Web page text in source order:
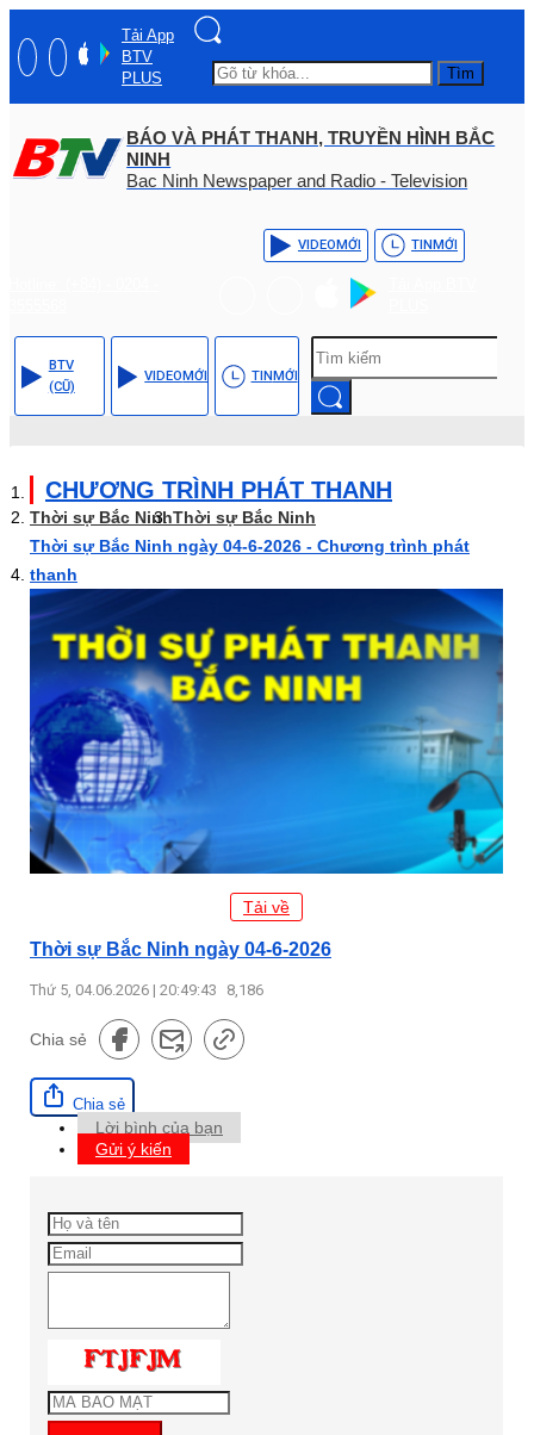
Tải App
BTV
PLUS
Tìm
BÁO VÀ PHÁT THANH, TRUYỀN HÌNH BẮC
NINH
Bac Ninh Newspaper and Radio - Television
VIDEOMỚI TINMỚI
BTV
(CŨ)
VIDEOMỚI TINMỚI
CHƯƠNG TRÌNH PHÁT THANH
Thời sự Bắc NinhThời sự Bắc Ninh
Thời sự Bắc Ninh ngày 04-6-2026 - Chương trình phát
thanh
Tải về
Thời sự Bắc Ninh ngày 04-6-2026
Thứ 5, 04.06.2026 | 20:49:43 8,186
Chia sẻ
Chia sẻ
Lời bình của bạn
Gửi ý kiến